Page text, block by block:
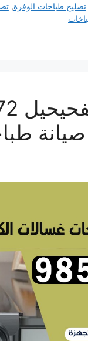
تصليح طباخات الوفرة,